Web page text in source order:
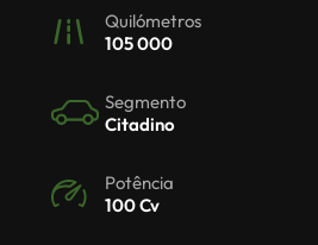
Quilómetros
105 000
Segmento
Citadino
Potência
100 Cv